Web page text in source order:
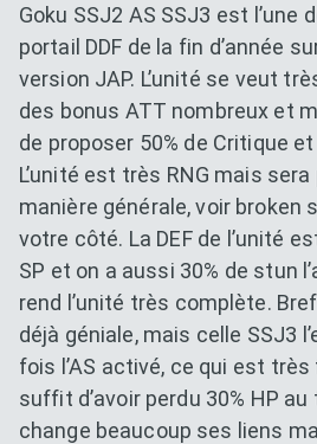
Goku SSJ2 AS SSJ3 est l’une
portail DDF de la fin d’année
version JAP. L’unité se veut
des bonus ATT nombreux et
de proposer 50% de Critique et
L’unité est très RNG mais
manière générale, voir broken
votre côté. La DEF de l’unité
SP et on a aussi 30% de stun
rend l’unité très complète.
déjà géniale, mais celle SSJ3
fois l’AS activé, ce qui est très
suffit d’avoir perdu 30% HP au
change beaucoup ses liens